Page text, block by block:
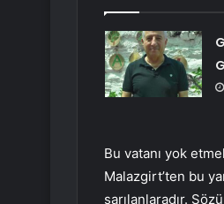
Bu vatanı yok
Malazgirt’ten bu
sarılanlaradır.